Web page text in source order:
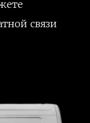
связи